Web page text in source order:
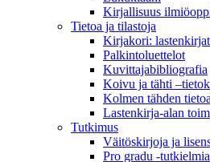
Kirjallisuus
Tietoa ja tilastoja
Kirjakori:
Palkintoluettelot
Kuvittaja­bibliografia
Koivu ja tähti
Kolmen tähden
Lastenkirja-alan
Tutkimus
Väitöskirjoja ja
Pro gradu -tutkielmia